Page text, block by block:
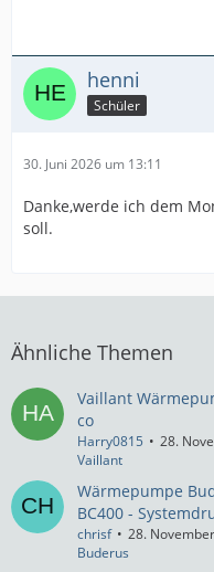
henni
Schüler
30. Juni 2026 um 13:11
Danke,werde ich dem
soll.
Ähnliche Themen
Vaillant
co
Harry0815
28.
Vaillant
Wärmepumpe
BC400 -
chrisf
28.
Buderus